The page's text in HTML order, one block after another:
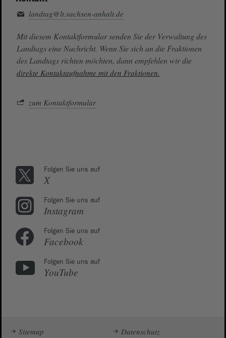
landtag@lt.sachsen-anhalt.de
Mit diesem Kontaktformular senden Sie der Verwaltung des
Landtags eine Nachricht. Wenn Sie sich an die Fraktionen
des Landtags richten möchten, dann empfehlen wir die
direkte Kontaktaufnahme mit den Fraktionen.
zum Kontaktformular
Folgen Sie uns auf
X
Folgen Sie uns auf
Instagram
Folgen Sie uns auf
Facebook
Folgen Sie uns auf
YouTube
Sitemap Datenschutz